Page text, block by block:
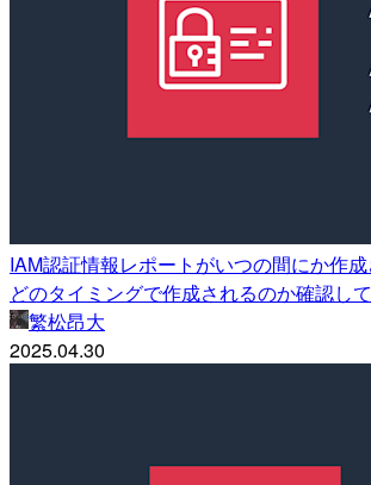
IAM認証情報レポートがいつの間にか作成
どのタイミングで作成されるのか確認し
繁松昂大
2025.04.30